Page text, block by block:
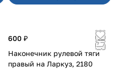
600 ₽
Наконечник рулевой тяги
правый на Ларкуз, 2180